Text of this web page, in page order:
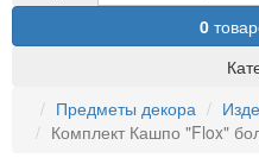
0
Предметы декора
Комплект Кашпо "Flox"